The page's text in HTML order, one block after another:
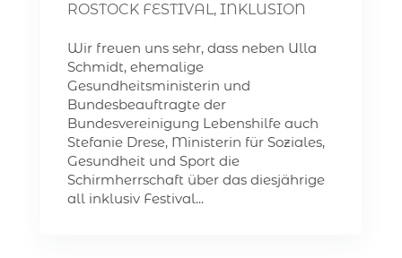
ROSTOCK FESTIVAL, INKLUSION
Wir freuen uns sehr, dass neben Ulla
Schmidt, ehemalige
Gesundheitsministerin und
Bundesbeauftragte der
Bundesvereinigung Lebenshilfe auch
Stefanie Drese, Ministerin für Soziales,
Gesundheit und Sport die
Schirmherrschaft über das diesjährige
all inklusiv Festival...